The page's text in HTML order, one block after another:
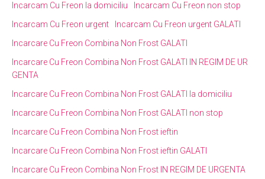
Incarcam Cu Freon la domiciliu
Incarcam Cu Freon non stop
Incarcam Cu Freon urgent
Incarcam Cu Freon urgent GALATI
Incarcare Cu Freon Combina Non Frost GALATI
Incarcare Cu Freon Combina Non Frost GALATI IN REGIM DE UR
GENTA
Incarcare Cu Freon Combina Non Frost GALATI la domiciliu
Incarcare Cu Freon Combina Non Frost GALATI non stop
Incarcare Cu Freon Combina Non Frost ieftin
Incarcare Cu Freon Combina Non Frost ieftin GALATI
Incarcare Cu Freon Combina Non Frost IN REGIM DE URGENTA